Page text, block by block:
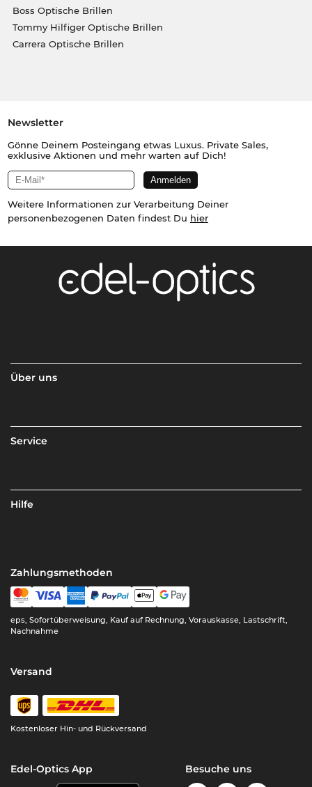
Boss Optische Brillen
Tommy Hilfiger Optische Brillen
Carrera Optische Brillen
Newsletter
Gönne Deinem Posteingang etwas Luxus. Private Sales,
exklusive Aktionen und mehr warten auf Dich!
Weitere Informationen zur Verarbeitung Deiner
personenbezogenen Daten findest Du hier
Über uns
Service
Hilfe
Zahlungsmethoden
eps, Sofortüberweisung, Kauf auf Rechnung, Vorauskasse, Lastschrift,
Nachnahme
Versand
Kostenloser Hin- und Rückversand
Edel-Optics App Besuche uns